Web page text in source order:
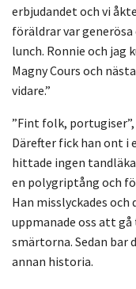
erbjudandet och vi
föräldrar var
lunch. Ronnie och jag
Magny Cours och
vidare.”
”Fint folk,
Därefter fick han ont i
hittade ingen
en polygriptång och
Han misslyckades och
uppmanade oss att
smärtorna. Sedan bar
annan historia.